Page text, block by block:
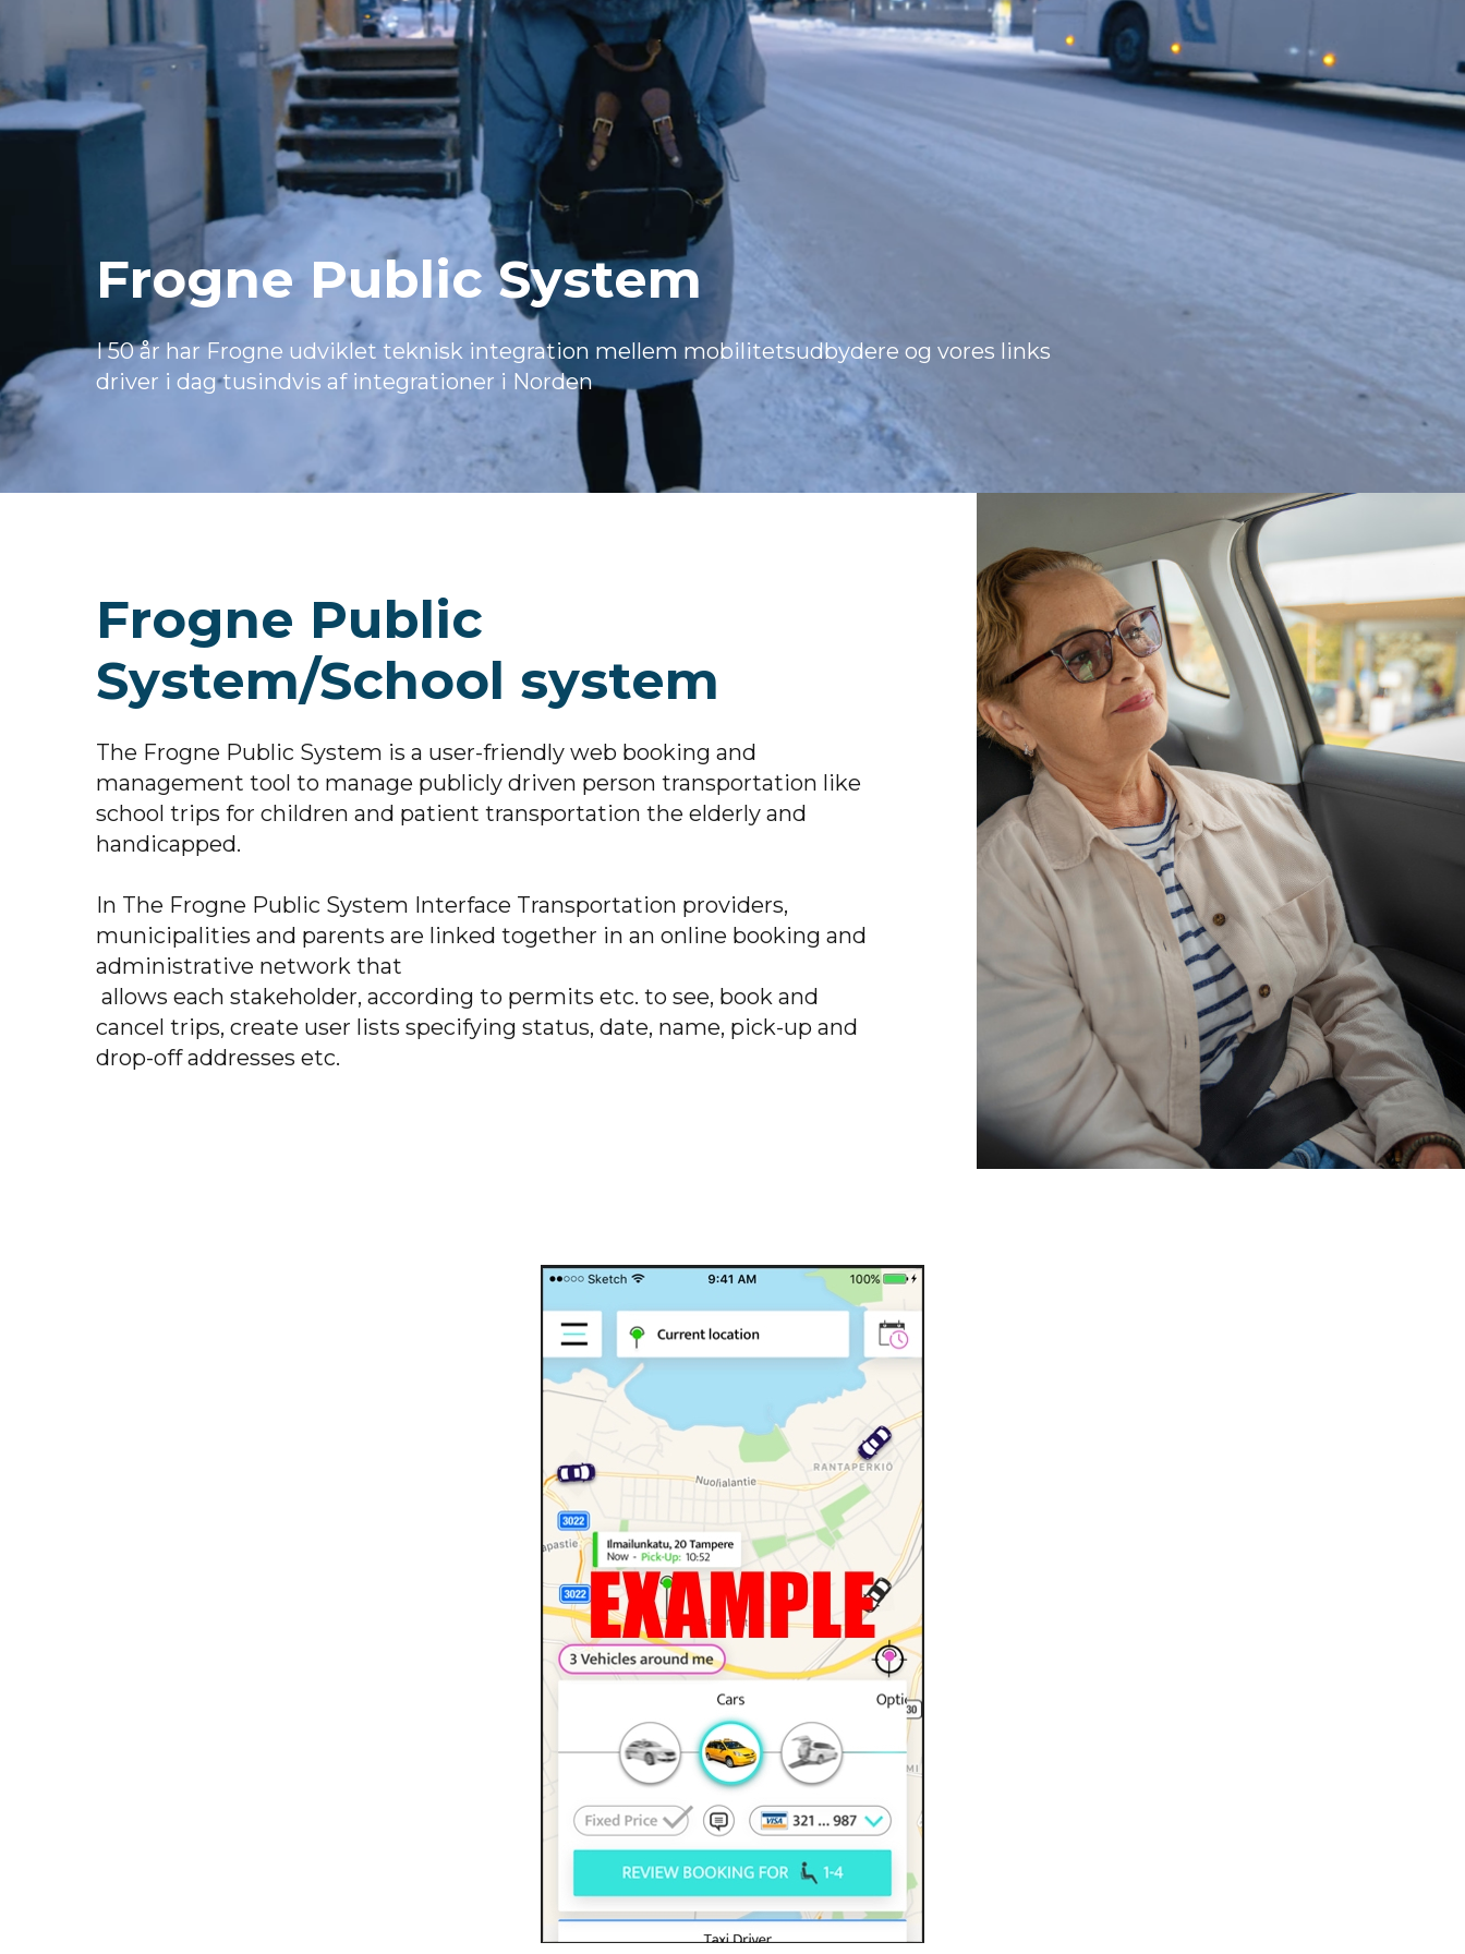
Frogne Public System
I 50 år har Frogne udviklet teknisk integration mellem mobilitetsudbydere og vores links
driver i dag tusindvis af integrationer i Norden
Frogne Public
System/School system
The Frogne Public System is a user-friendly web booking and
management tool to manage publicly driven person transportation like
school trips for children and patient transportation the elderly and
handicapped.
In The Frogne Public System Interface Transportation providers,
municipalities and parents are linked together in an online booking and
administrative network that
allows each stakeholder, according to permits etc. to see, book and
cancel trips, create user lists specifying status, date, name, pick-up and
drop-off addresses etc.